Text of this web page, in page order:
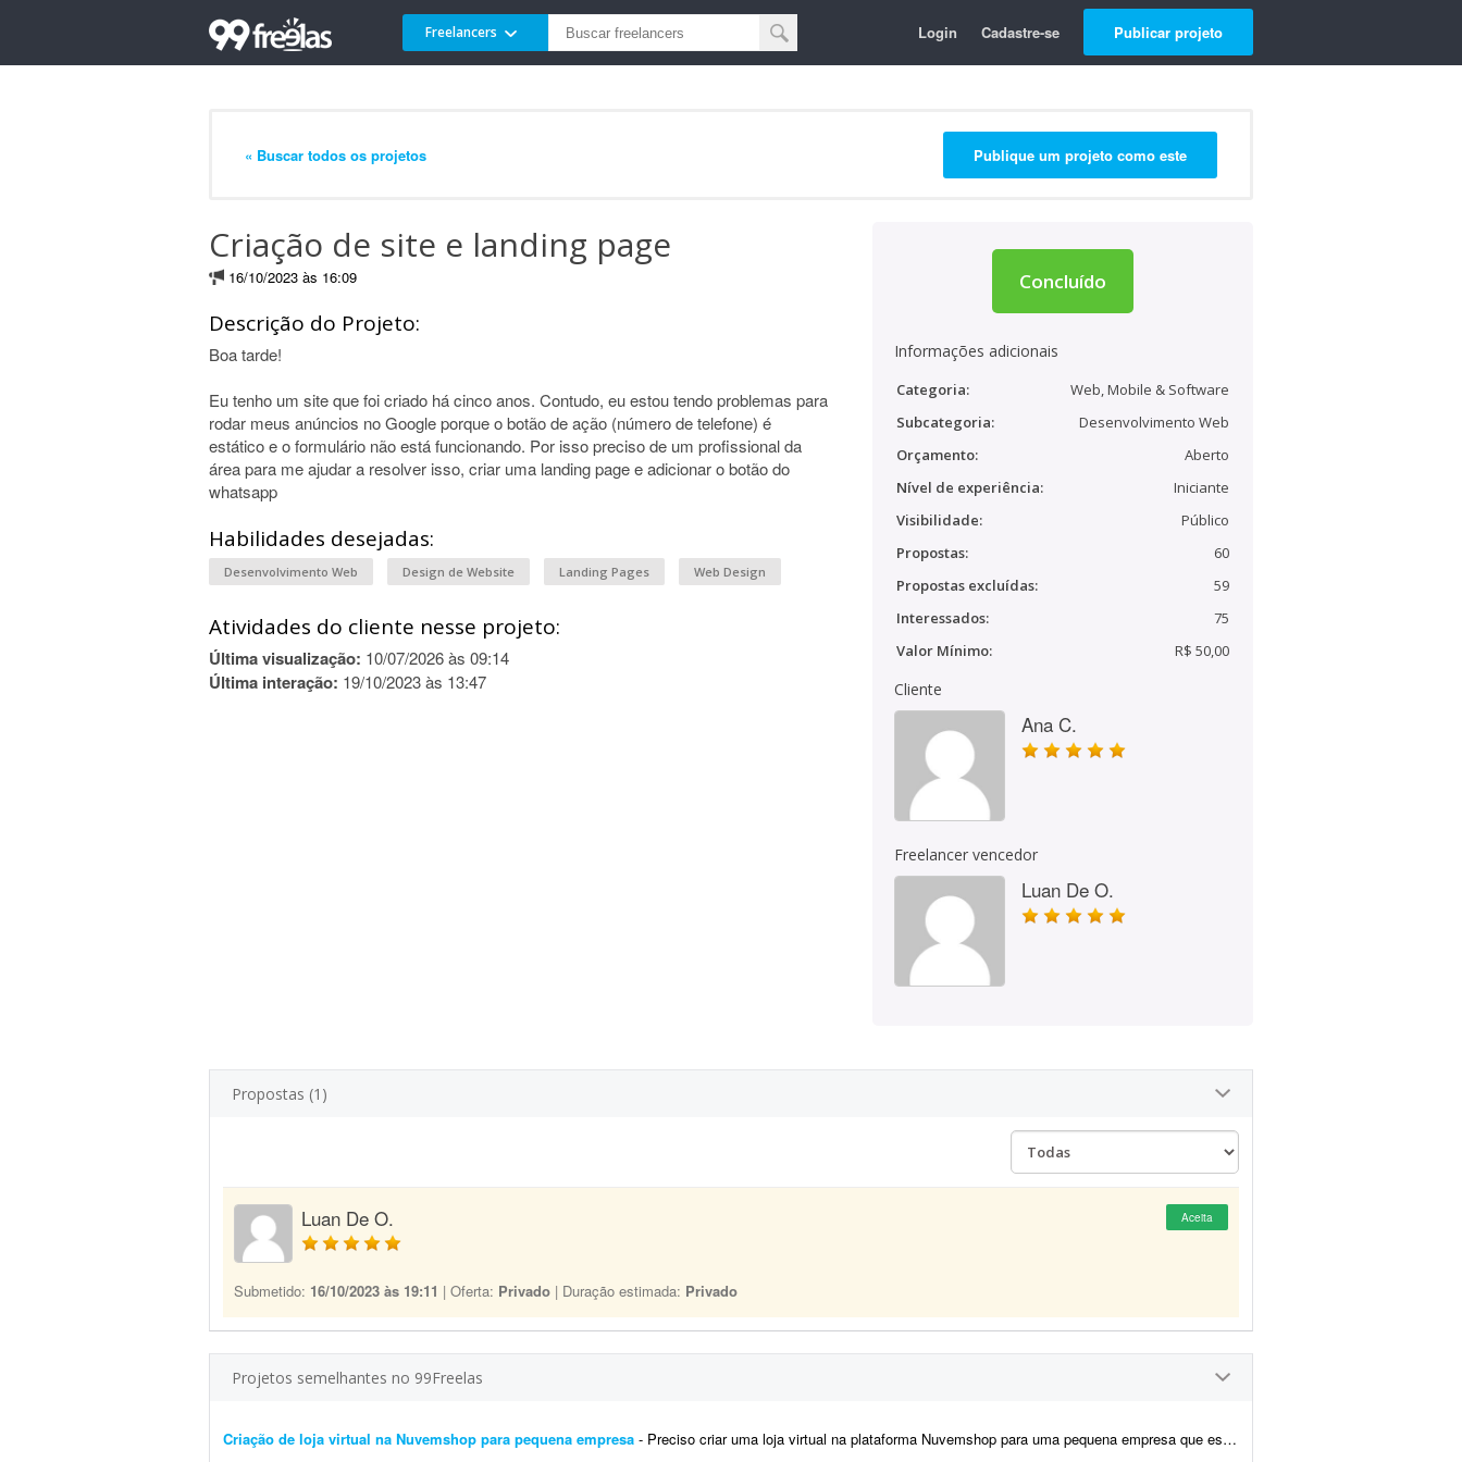
Freelancers Login Cadastre-se Publicar projeto
« Buscar todos os projetos Publique um projeto como este
Criação de site e landing page
16/10/2023 às 16:09
Descrição do Projeto:
Boa tarde!
Eu tenho um site que foi criado há cinco anos. Contudo, eu estou tendo problemas para
rodar meus anúncios no Google porque o botão de ação (número de telefone) é
estático e o formulário não está funcionando. Por isso preciso de um profissional da
área para me ajudar a resolver isso, criar uma landing page e adicionar o botão do
whatsapp
Habilidades desejadas:
Desenvolvimento Web Design de Website Landing Pages Web Design
Atividades do cliente nesse projeto:
Última visualização: 10/07/2026 às 09:14
Última interação: 19/10/2023 às 13:47
Concluído
Informações adicionais
Categoria:
Web, Mobile & Software
Subcategoria:
Desenvolvimento Web
Orçamento:
Aberto
Nível de experiência:
Iniciante
Visibilidade:
Público
Propostas:
60
Propostas excluídas:
59
Interessados:
75
Valor Mínimo:
R$ 50,00
Cliente
Ana C.
Freelancer vencedor
Luan De O.
Propostas (1)
Luan De O. Aceita
Submetido: 16/10/2023 às 19:11 | Oferta: Privado | Duração estimada: Privado
Projetos semelhantes no 99Freelas
Criação de loja virtual na Nuvemshop para pequena empresa - Preciso criar uma loja virtual na plataforma Nuvemshop para uma pequena empresa que está começando a vender online. Escopo desejado: - Configuração da loja na Nuvemsho...